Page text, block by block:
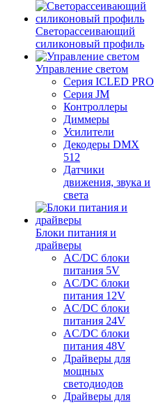
Светорассеивающий
силиконовый профиль
Управление светом
Серия ICLED PRO
Серия JM
Контроллеры
Диммеры
Усилители
Декодеры DMX
512
Датчики
движения, звука и
света
Блоки питания и
драйверы
AC/DC блоки
питания 5V
AC/DC блоки
питания 12V
AC/DC блоки
питания 24V
AC/DC блоки
питания 48V
Драйверы для
мощных
светодиодов
Драйверы для